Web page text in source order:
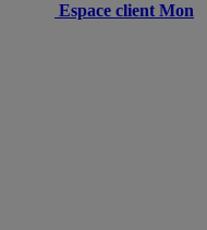
Espace client Mon